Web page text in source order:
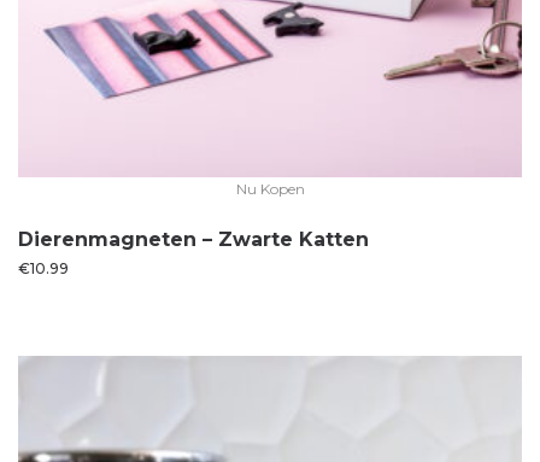
Nu Kopen
Dierenmagneten – Zwarte Katten
€10.99